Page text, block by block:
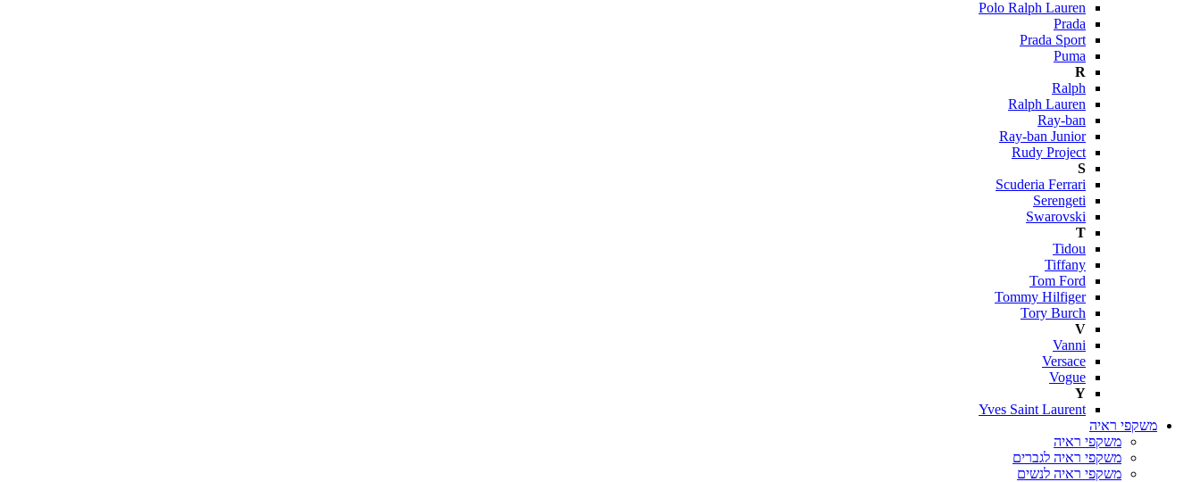
Polo Ralph Lauren
Prada
Prada Sport
Puma
R
Ralph
Ralph Lauren
Ray-ban
Ray-ban Junior
Rudy Project
S
Scuderia Ferrari
Serengeti
Swarovski
T
Tidou
Tiffany
Tom Ford
Tommy Hilfiger
Tory Burch
V
Vanni
Versace
Vogue
Y
Yves Saint Laurent
משקפי ראיה
משקפי ראיה
משקפי ראיה לגברים
משקפי ראיה לנשים